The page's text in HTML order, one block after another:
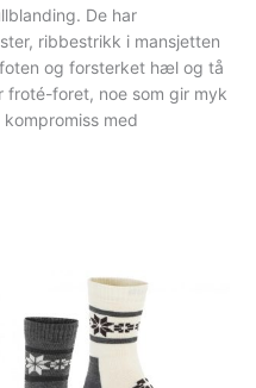
De har
ribbestrikk i mansjetten
og forsterket hæl og tå
froté-foret, noe som gir myk
med